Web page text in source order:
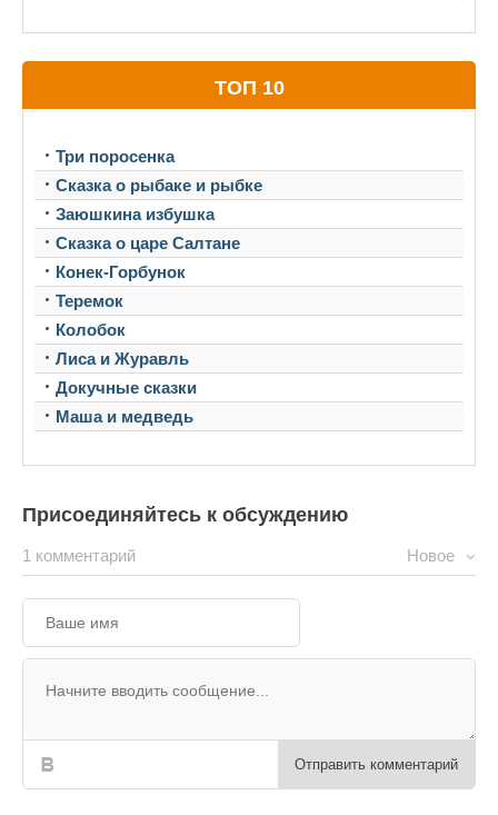
ТОП 10
Три поросенка
Сказка о рыбаке и рыбке
Заюшкина избушка
Сказка о царе Салтане
Конек-Горбунок
Теремок
Колобок
Лиса и Журавль
Докучные сказки
Маша и медведь
Присоединяйтесь к обсуждению
1 комментарий Новое
Отправить комментарий